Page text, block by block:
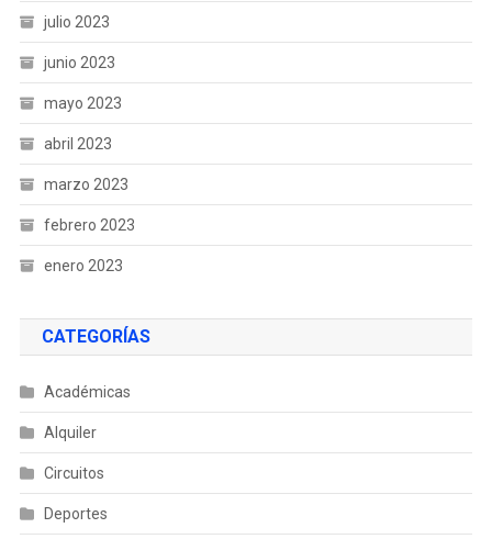
julio 2023
junio 2023
mayo 2023
abril 2023
marzo 2023
febrero 2023
enero 2023
CATEGORÍAS
Académicas
Alquiler
Circuitos
Deportes